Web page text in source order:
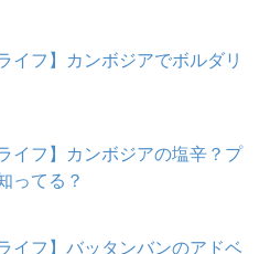
イフ】カンボジアでボルダリ
イフ】カンボジアの塩辛？プ
ってる？
イフ】バッタンバンのアドベ